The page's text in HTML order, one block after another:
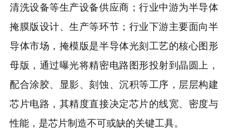
清洗设备等生产设备供应商；行业中游为半导体
掩膜版设计、生产等环节；行业下游主要面向半
导体市场，掩模版是半导体光刻工艺的核心图形
母版，通过曝光将精密电路图形投射到晶圆上，
配合涂胶、显影、刻蚀、沉积等工序，层层构建
芯片电路，其精度直接决定芯片的线宽、密度与
性能，是芯片制造不可或缺的关键工具。